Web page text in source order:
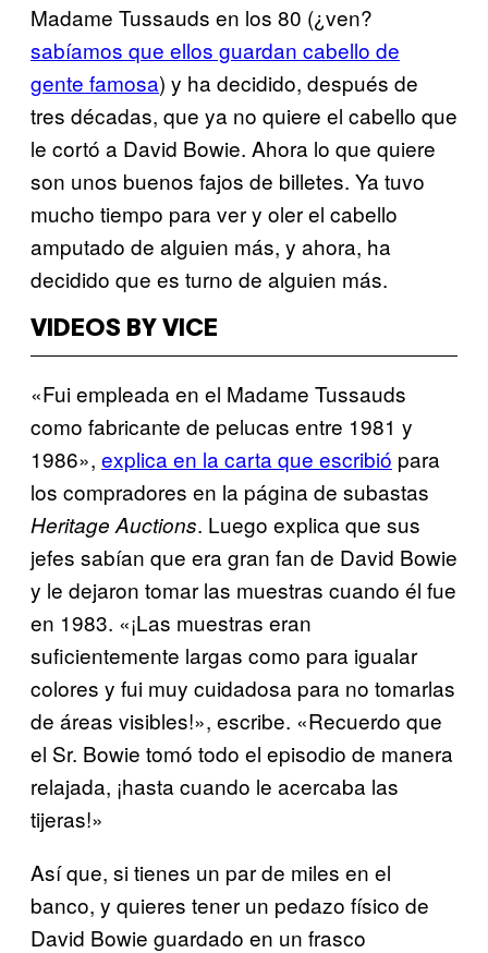
Madame Tussauds en los 80 (¿ven?
sabíamos que ellos guardan cabello de
gente famosa) y ha decidido, después de
tres décadas, que ya no quiere el cabello que
le cortó a David Bowie. Ahora lo que quiere
son unos buenos fajos de billetes. Ya tuvo
mucho tiempo para ver y oler el cabello
amputado de alguien más, y ahora, ha
decidido que es turno de alguien más.
VIDEOS BY VICE
«Fui empleada en el Madame Tussauds
como fabricante de pelucas entre 1981 y
1986», explica en la carta que escribió para
los compradores en la página de subastas
Heritage Auctions. Luego explica que sus
jefes sabían que era gran fan de David Bowie
y le dejaron tomar las muestras cuando él fue
en 1983. «¡Las muestras eran
suficientemente largas como para igualar
colores y fui muy cuidadosa para no tomarlas
de áreas visibles!», escribe. «Recuerdo que
el Sr. Bowie tomó todo el episodio de manera
relajada, ¡hasta cuando le acercaba las
tijeras!»
Así que, si tienes un par de miles en el
banco, y quieres tener un pedazo físico de
David Bowie guardado en un frasco